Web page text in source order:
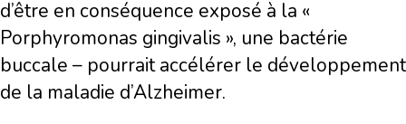
d’être en conséquence exposé à la «
Porphyromonas gingivalis », une bactérie
buccale – pourrait accélérer le développement
de la maladie d’Alzheimer.